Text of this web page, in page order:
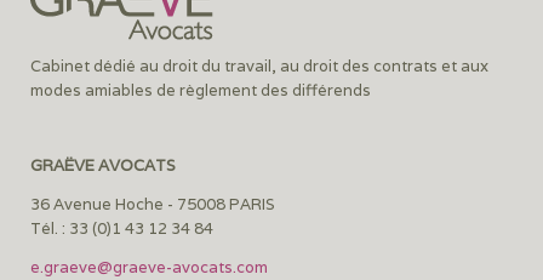
Cabinet dédié au droit du travail, au droit des contrats et aux
modes amiables de règlement des différends
GRAËVE AVOCATS
36 Avenue Hoche - 75008 PARIS
Tél. : 33 (0)1 43 12 34 84
e.graeve@graeve-avocats.com